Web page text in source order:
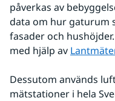
påverkas av
data om hur gaturum
fasader och
med hjälp av
Dessutom används
mätstationer i hela